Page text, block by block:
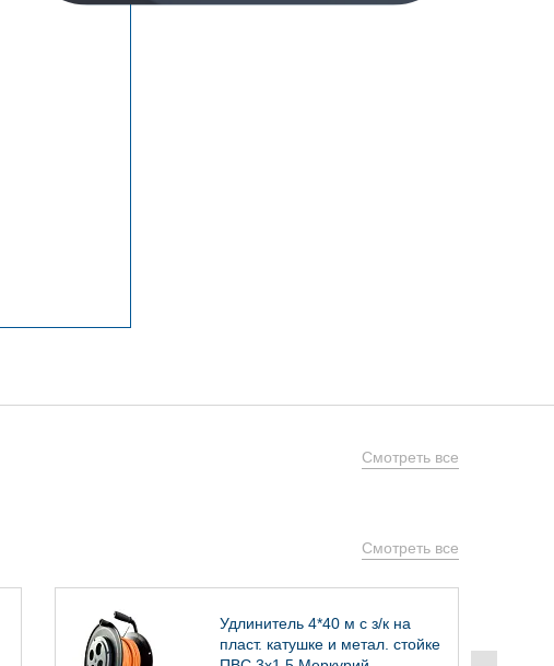
Смотреть все
Смотреть все
Удлинитель 4*40 м с з/к на
пласт. катушке и метал. стойке